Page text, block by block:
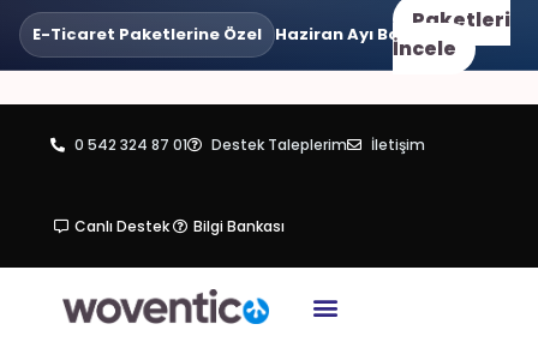
E-Ticaret Paketlerine Özel Haziran Ayı Boyunca 3 Taksit
Paketleri
İncele
0 542 324 87 01 Destek Taleplerim İletişim
Canlı Destek Bilgi Bankası